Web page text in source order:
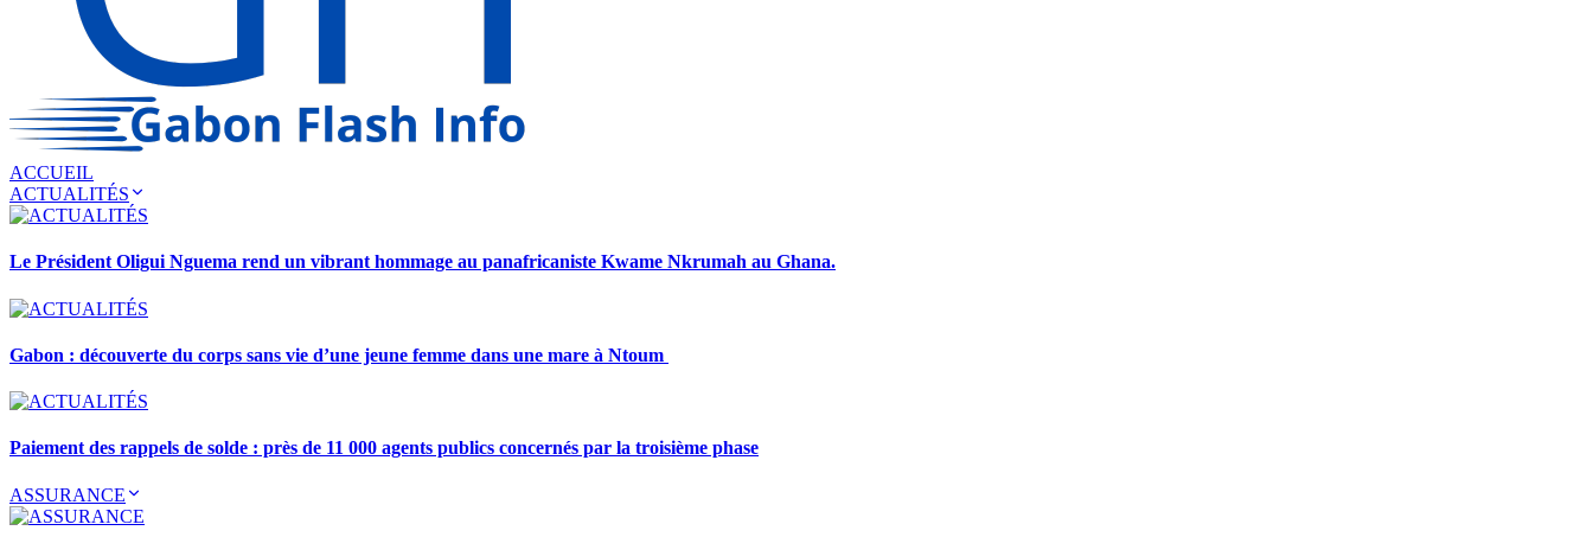
ACCUEIL
ACTUALITÉS
Le Président Oligui Nguema rend un vibrant hommage au panafricaniste Kwame Nkrumah au Ghana.
Gabon : découverte du corps sans vie d’une jeune femme dans une mare à Ntoum
Paiement des rappels de solde : près de 11 000 agents publics concernés par la troisième phase
ASSURANCE